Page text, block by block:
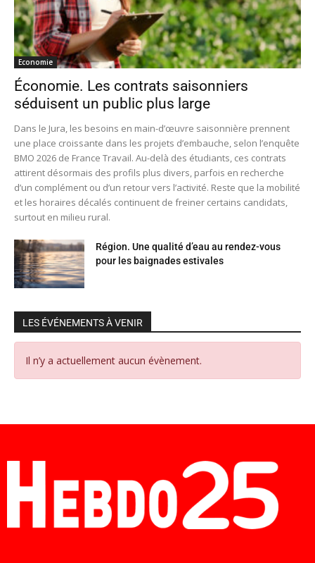
Economie
Économie. Les contrats saisonniers
séduisent un public plus large
Dans le Jura, les besoins en main-d’œuvre saisonnière prennent
une place croissante dans les projets d’embauche, selon l’enquête
BMO 2026 de France Travail. Au-delà des étudiants, ces contrats
attirent désormais des profils plus divers, parfois en recherche
d’un complément ou d’un retour vers l’activité. Reste que la mobilité
et les horaires décalés continuent de freiner certains candidats,
surtout en milieu rural.
Région. Une qualité d’eau au rendez-vous
pour les baignades estivales
LES ÉVÉNEMENTS À VENIR
Il n’y a actuellement aucun évènement.